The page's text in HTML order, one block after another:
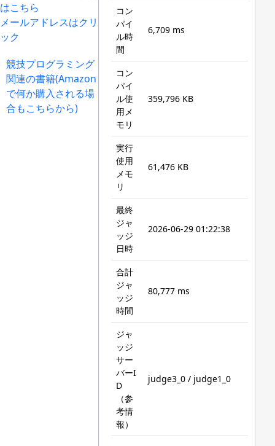
はこちら
メールアドレスはクリ
ック
競技プログラミング
関連の書籍(Amazon
で何か購入される場
合もこちらから)
コン
パイ
ル時
間
6,709 ms
コン
パイ
ル使
用メ
モリ
359,796 KB
実行
使用
メモ
リ
61,476 KB
最終
ジャ
ッジ
日時
2026-06-29 01:22:38
合計
ジャ
ッジ
時間
80,777 ms
ジャ
ッジ
サー
バーI
D
（参
考情
報）
judge3_0 / judge1_0